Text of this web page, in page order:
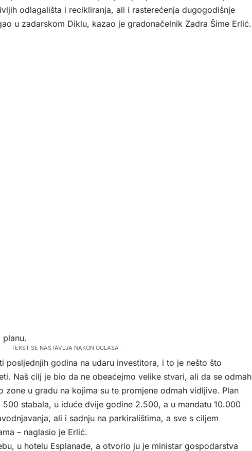
odlagališta i recikliranja, ali i rasterećenja dugogodišnje
u zadarskom Diklu, kazao je gradonačelnik Zadra Šime Erlić.
planu.
- TEKST SE NASTAVLJA NAKON OGLASA -
posljednjih godina na udaru investitora, i to je nešto što
Naš cilj je bio da ne obeaćejmo velike stvari, ali da se odmah
zone u gradu na kojima su te promjene odmah vidljive. Plan
stabala, u iduće dvije godine 2.500, a u mandatu 10.000
ali i sadnju na parkiralištima, a sve s ciljem
– naglasio je Erlić.
u hotelu Esplanade, a otvorio ju je ministar gospodarstva